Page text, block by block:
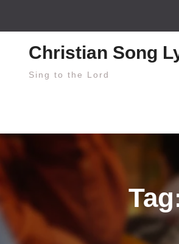
Christian Song
Sing to the Lord